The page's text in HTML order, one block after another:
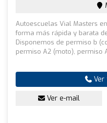
Autoescuelas Vial Masters
forma más rápida y barata
Disponemos de permiso b
permiso A2 (moto), permiso
Ver
Ver e-mail